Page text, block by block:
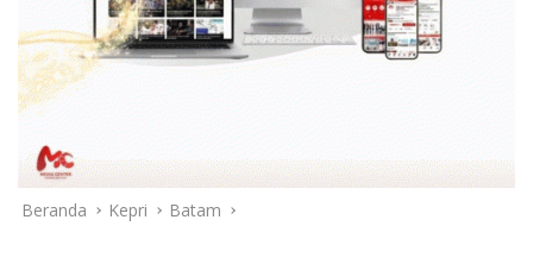
Beranda Kepri Batam